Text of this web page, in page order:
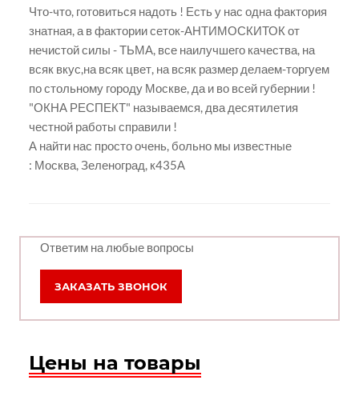
Что-что, готовиться надоть ! Есть у нас одна фактория
знатная, а в фактории сеток-АНТИМОСКИТОК от
нечистой силы - ТЬМА, все наилучшего качества, на
всяк вкус,на всяк цвет, на всяк размер делаем-торгуем
по стольному городу Москве, да и во всей губернии !
"ОКНА РЕСПЕКТ" называемся, два десятилетия
честной работы справили !
А найти нас просто очень, больно мы известные
: Москва, Зеленоград, к435А
Ответим на любые вопросы
ЗАКАЗАТЬ ЗВОНОК
Цены на товары